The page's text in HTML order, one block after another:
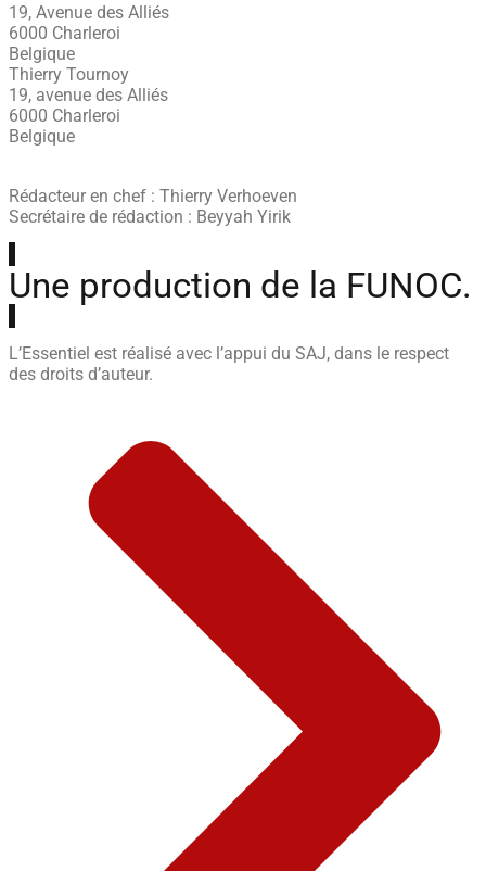
19, Avenue des Alliés
6000 Charleroi
Belgique
Thierry Tournoy
19, avenue des Alliés
6000 Charleroi
Belgique
Rédacteur en chef : Thierry Verhoeven
Secrétaire de rédaction : Beyyah Yirik
Une production de la FUNOC.
L’Essentiel est réalisé avec l’appui du SAJ, dans le respect
des droits d’auteur.